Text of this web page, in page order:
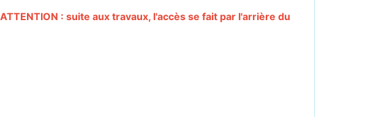
ATTENTION : suite aux travaux, l'accès se fait par l'arrière du